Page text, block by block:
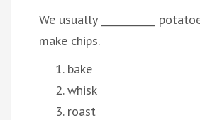
We usually ___________
make chips.
bake
whisk
roast